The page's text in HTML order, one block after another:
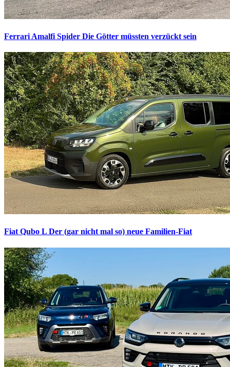
Ferrari Amalfi Spider Die Götter müssten verzückt sein
Fiat Qubo L Der (gar nicht mal so) neue Familien-Fiat